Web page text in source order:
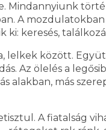
Mindannyiunk
A mozdulatokban
keresés,
lelkek között.
Az ölelés a
alakban, más
A fiatalság